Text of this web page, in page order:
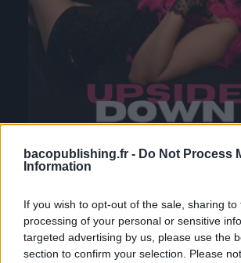
bacopublishing.fr - Do Not Process
Information
If you wish to opt-out of the sale, sharing
processing of your personal or sensitive
targeted advertising by us, please use the
section to confirm your selection. Please